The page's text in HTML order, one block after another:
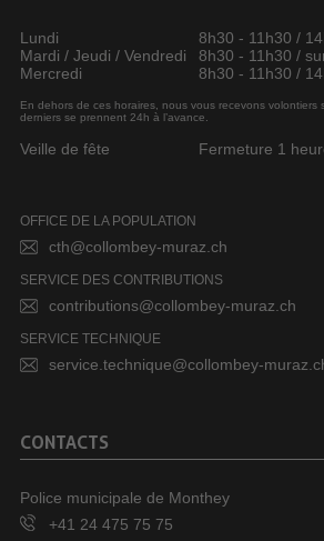
Lundi
8h30 - 11h30 /
Mardi / Jeudi / Vendredi
8h30 - 11h30 /
Mercredi
8h30 - 11h30 /
En dehors de ces horaires, nous vous recevons volontiers
derniers se prennent 24h à l’avance.
Veille de fête Fermeture 1
OFFICE DE LA POPULATION
cth@collombey-muraz.ch
SERVICE DES CONTRIBUTIONS
contributions@collombey-muraz.ch
SERVICE TECHNIQUE
service.technique@collombey-
CONTACTS
Police municipale de Monthey
+41 24 475 75 75